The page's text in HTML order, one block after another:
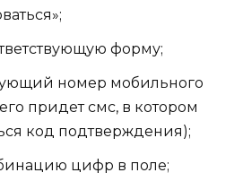
форму;
номер мобильного
придет смс, в котором
код подтверждения);
цифр в поле;